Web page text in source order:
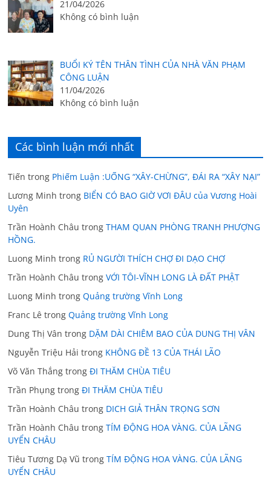
21/04/2026
Không có bình luận
BUỔI KÝ TÊN THÂN TÌNH CỦA NHÀ VĂN PHẠM
CÔNG LUẬN
11/04/2026
Không có bình luận
Các bình luận mới nhất
Tiến trong Phiếm Luận :UỐNG “XÂY-CHỪNG”, ĐÁI RA “XÂY NẠI”
Lương Minh trong BIỂN CÓ BAO GIỜ VƠI ĐÂU của Vương Hoài
Uyên
Trần Hoành Châu trongTHAM QUAN PHÒNG TRANH PHƯỢNG
HỒNG.
Luong Minh trong RỦ NGƯỜI THÍCH CHỢ ĐI DẠO CHỢ
Trần Hoành Châu trongVỚI TÔI-VĨNH LONG LÀ ĐẤT PHẬT
Luong Minh trongQuảng trường Vĩnh Long
Franc Lê trongQuảng trường Vĩnh Long
Dung Thị Vân trong DẶM DÀI CHIÊM BAO CỦA DUNG THỊ VÂN
Nguyễn Triệu Hải trong KHÔNG ĐỀ 13 CỦA THÁI LÃO
Võ Văn Thắng trongĐI THĂM CHÙA TIÊU
Trần Phụng trongĐI THĂM CHÙA TIÊU
Trần Hoành Châu trong DICH GIẢ THÂN TRỌNG SƠN
Trần Hoành Châu trongTÍM ĐỘNG HOA VÀNG. CỦA LÃNG
UYỂN CHÂU
Tiêu Tương Dạ Vũ trongTÍM ĐỘNG HOA VÀNG. CỦA LÃNG
UYỂN CHÂU